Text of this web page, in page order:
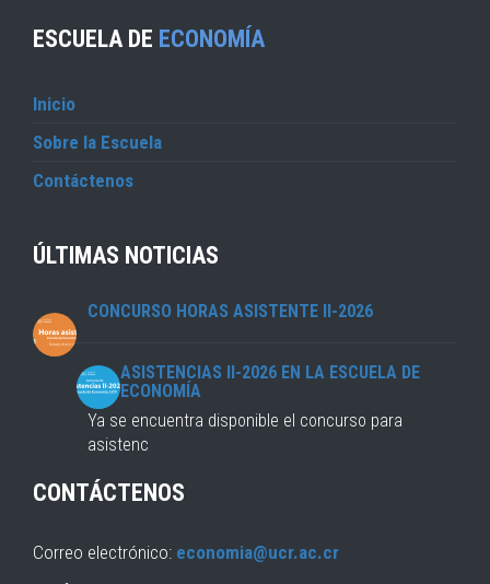
ESCUELA DE ECONOMÍA
Inicio
Sobre la Escuela
Contáctenos
ÚLTIMAS NOTICIAS
CONCURSO HORAS ASISTENTE II-2026
ASISTENCIAS II-2026 EN LA ESCUELA DE
ECONOMÍA
Ya se encuentra disponible el concurso para
asistenc
CONTÁCTENOS
Correo electrónico: economia@ucr.ac.cr